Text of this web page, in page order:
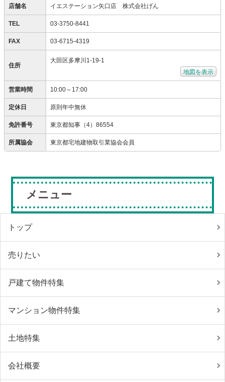
店舗名 イエステーション矢口店 株式会社げん
TEL 03-3750-8441
FAX 03-6715-4319
住所
大田区多摩川1-19-1
地図を表示
営業時間 10:00～17:00
定休日 原則年中無休
免許番号 東京都知事（4）86554
所属協会 東京都宅地建物取引業協会会員
メニュー
トップ
売りたい
戸建て物件特集
マンション物件特集
土地特集
会社概要